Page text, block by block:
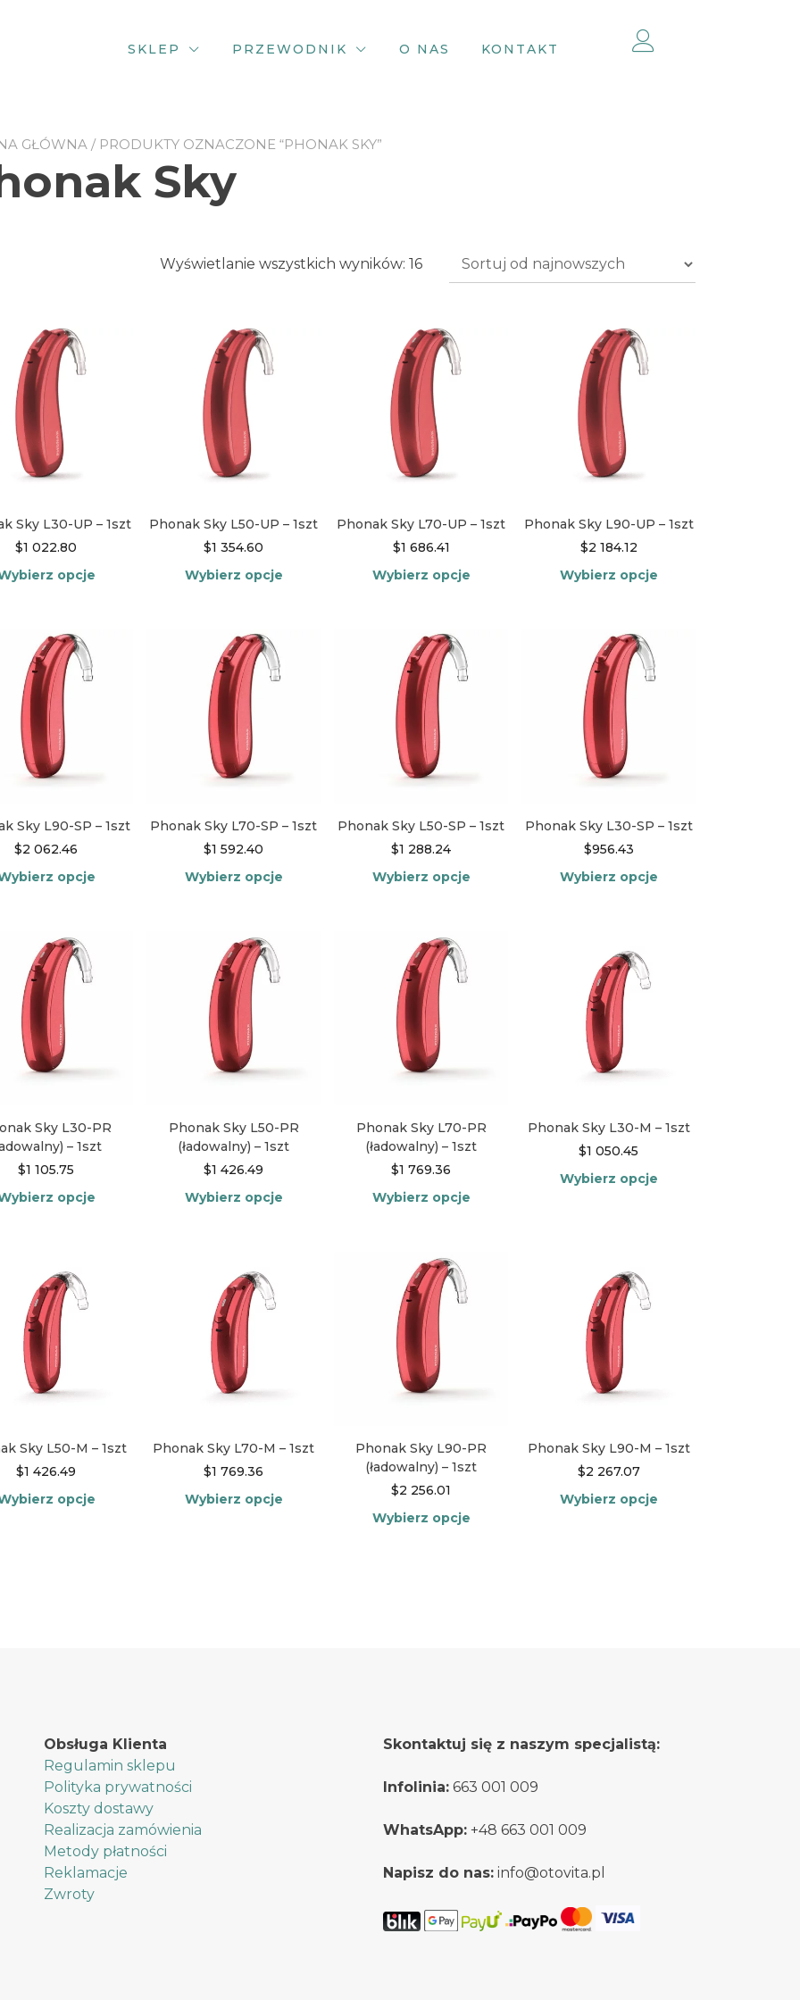
SKLEP PRZEWODNIK O NAS KONTAKT
GŁÓWNA / PRODUKTY OZNACZONE “PHONAK SKY”
Sky
Wyświetlanie wszystkich wyników: 16Posortowane
według
Sky L30-UP – 1szt
$1 022.80
opcje
ma
wiele
wariantów.
Opcje
można
wybrać
na
produktu
Phonak Sky L50-UP – 1szt
$1 354.60
Wybierz opcje
ma
wiele
wariantów.
Opcje
można
wybrać
na
produktu
Phonak Sky L70-UP – 1szt
$1 686.41
Wybierz opcje
ma
wiele
wariantów.
Opcje
można
wybrać
na
produktu
Phonak Sky L90-UP – 1szt
$2 184.12
Wybierz opcje
ma
wiele
wariantów.
Opcje
można
wybrać
na
produktu
Sky L90-SP – 1szt
$2 062.46
opcje
ma
wiele
wariantów.
Opcje
można
wybrać
na
produktu
Phonak Sky L70-SP – 1szt
$1 592.40
Wybierz opcje
ma
wiele
wariantów.
Opcje
można
wybrać
na
produktu
Phonak Sky L50-SP – 1szt
$1 288.24
Wybierz opcje
ma
wiele
wariantów.
Opcje
można
wybrać
na
produktu
Phonak Sky L30-SP – 1szt
$956.43
Wybierz opcje
ma
wiele
wariantów.
Opcje
można
wybrać
na
produktu
Sky L30-PR
– 1szt
$1 105.75
opcje
ma
wiele
wariantów.
Opcje
można
wybrać
na
produktu
Phonak Sky L50-PR
(ładowalny) – 1szt
$1 426.49
Wybierz opcje
ma
wiele
wariantów.
Opcje
można
wybrać
na
produktu
Phonak Sky L70-PR
(ładowalny) – 1szt
$1 769.36
Wybierz opcje
ma
wiele
wariantów.
Opcje
można
wybrać
na
produktu
Phonak Sky L30-M – 1szt
$1 050.45
Wybierz opcje
wiele
wariantów.
Opcje
można
wybrać
na
Sky L50-M – 1szt
$1 426.49
opcje
produktu
Phonak Sky L70-M – 1szt
$1 769.36
Wybierz opcje
Phonak Sky L90-PR
(ładowalny) – 1szt
$2 256.01
Wybierz opcje
stronie
Phonak Sky L90-M – 1szt
$2 267.07
Wybierz opcje
produktu
Obsługa Klienta
Regulamin sklepu
Polityka prywatności
Koszty dostawy
Realizacja zamówienia
Metody płatności
Reklamacje
Zwroty
Skontaktuj się z naszym specjalistą:
Infolinia: 663 001 009
WhatsApp: +48 663 001 009
Napisz do nas: info@otovita.pl